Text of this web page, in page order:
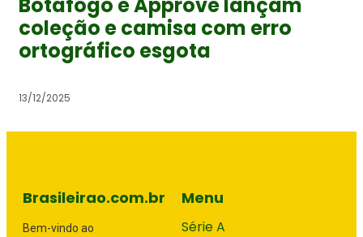
coleção e camisa com erro
ortográfico esgota
13/12/2025
Brasileirao.com.br
Bem-vindo ao
Menu
Série A